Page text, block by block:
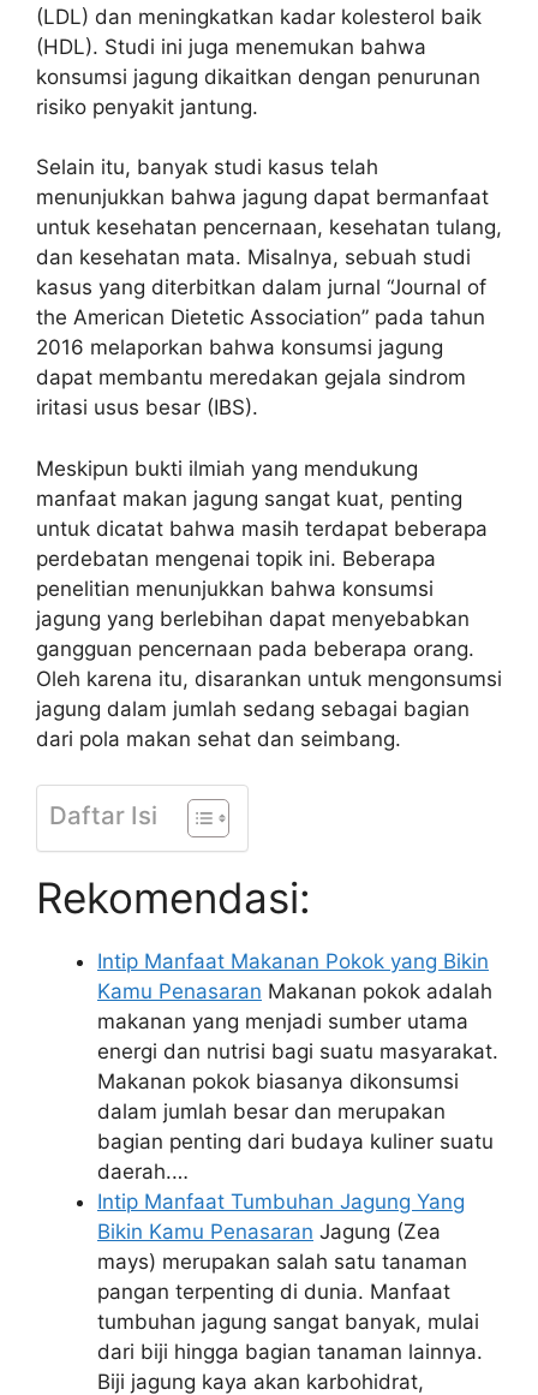
(LDL) dan meningkatkan kadar kolesterol baik
(HDL). Studi ini juga menemukan bahwa
konsumsi jagung dikaitkan dengan penurunan
risiko penyakit jantung.
Selain itu, banyak studi kasus telah
menunjukkan bahwa jagung dapat bermanfaat
untuk kesehatan pencernaan, kesehatan tulang,
dan kesehatan mata. Misalnya, sebuah studi
kasus yang diterbitkan dalam jurnal “Journal of
the American Dietetic Association” pada tahun
2016 melaporkan bahwa konsumsi jagung
dapat membantu meredakan gejala sindrom
iritasi usus besar (IBS).
Meskipun bukti ilmiah yang mendukung
manfaat makan jagung sangat kuat, penting
untuk dicatat bahwa masih terdapat beberapa
perdebatan mengenai topik ini. Beberapa
penelitian menunjukkan bahwa konsumsi
jagung yang berlebihan dapat menyebabkan
gangguan pencernaan pada beberapa orang.
Oleh karena itu, disarankan untuk mengonsumsi
jagung dalam jumlah sedang sebagai bagian
dari pola makan sehat dan seimbang.
Daftar Isi
Rekomendasi:
Intip Manfaat Makanan Pokok yang Bikin
Kamu Penasaran Makanan pokok adalah
makanan yang menjadi sumber utama
energi dan nutrisi bagi suatu masyarakat.
Makanan pokok biasanya dikonsumsi
dalam jumlah besar dan merupakan
bagian penting dari budaya kuliner suatu
daerah.…
Intip Manfaat Tumbuhan Jagung Yang
Bikin Kamu Penasaran Jagung (Zea
mays) merupakan salah satu tanaman
pangan terpenting di dunia. Manfaat
tumbuhan jagung sangat banyak, mulai
dari biji hingga bagian tanaman lainnya.
Biji jagung kaya akan karbohidrat,